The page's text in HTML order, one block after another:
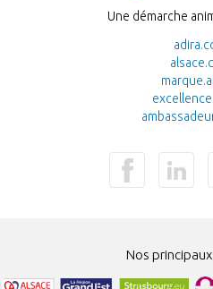
Une démarche
Nos
Image